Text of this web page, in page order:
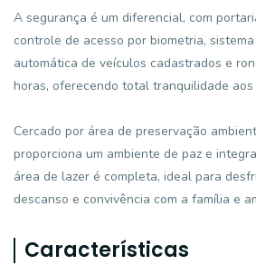
A segurança é um diferencial, com
controle de acesso por biometria,
automática de veículos cadastrados e
horas, oferecendo total tranquilidade aos
Cercado por área de preservação
proporciona um ambiente de paz e
área de lazer é completa, ideal para
descanso e convivência com a família e
Características